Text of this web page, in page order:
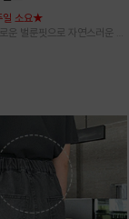
일 소요★
벌룬핏으로 자연스러운 체